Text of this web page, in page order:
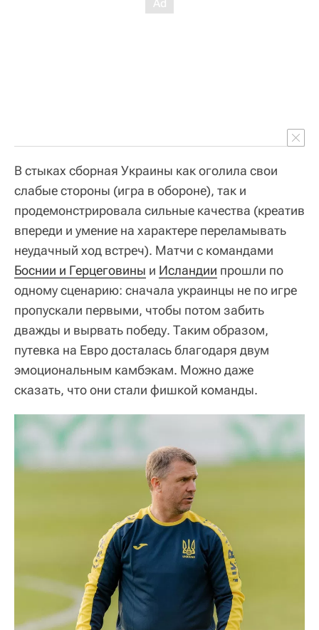
В стыках сборная Украины как оголила свои
слабые стороны (игра в обороне), так и
продемонстрировала сильные качества (креатив
впереди и умение на характере переламывать
неудачный ход встреч). Матчи с командами
Боснии и Герцеговины и Исландии прошли по
одному сценарию: сначала украинцы не по игре
пропускали первыми, чтобы потом забить
дважды и вырвать победу. Таким образом,
путевка на Евро досталась благодаря двум
эмоциональным камбэкам. Можно даже
сказать, что они стали фишкой команды.